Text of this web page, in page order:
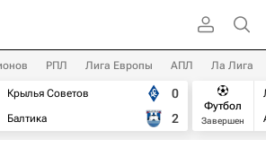
РПЛ Лига Европы АПЛ Ла Лига
Крылья Советов
Балтика
0
2
Футбол
Завершен